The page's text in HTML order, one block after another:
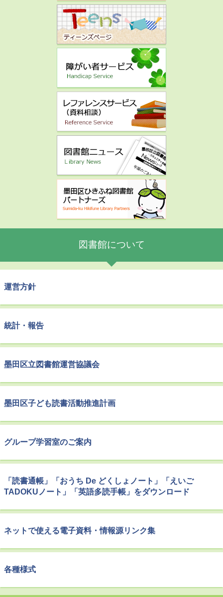
図書館について
運営方針
統計・報告
墨田区立図書館運営協議会
墨田区子ども読書活動推進計画
グループ学習室のご案内
「読書通帳」「おうち De どくしょノート」「えいご
TADOKUノート」「英語多読手帳」をダウンロード
ネットで使える電子資料・情報源リンク集
各種様式